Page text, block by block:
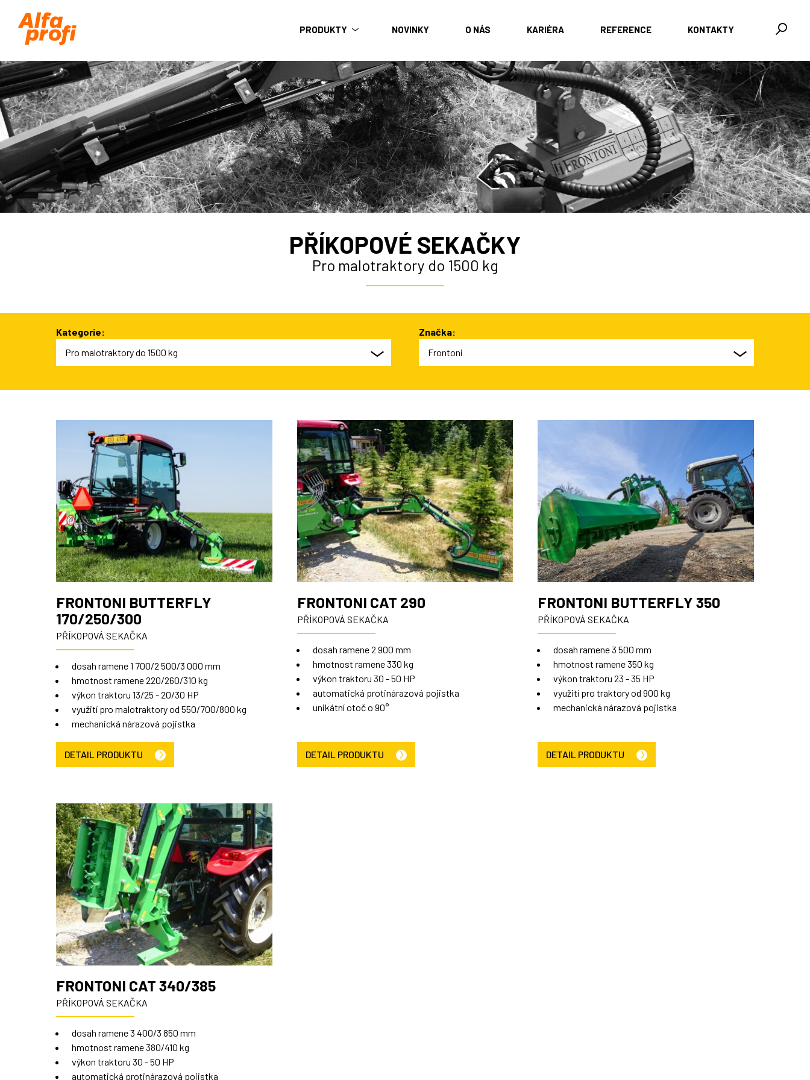
PRODUKTY NOVINKY O NÁS KARIÉRA REFERENCE KONTAKTY
Užitkový elektromobil
Dálkově ovládané stroje
Svahové sekačky 60-70°
Univerzální nosiče nářadí
Na likvidaci dřevin
Tři nápravy pro velký objem
Hřbitovní bagry
Traktory
Do 35 HP
Od 35 HP do 60 HP
Nad 60 HP
Pro malotraktory do 1500 kg
Mulčovače pro traktory
Pro traktory 30-60 HP
Pro traktory 60-90 HP
Štěpkovače
S vlastním pohonem
Traktory
PŘÍKOPOVÉ SEKAČKY
Pro malotraktory do 1500 kg
Kategorie:
Pro malotraktory do 1500 kg
Značka:
Frontoni
FRONTONI BUTTERFLY
170/250/300
PŘÍKOPOVÁ SEKAČKA
dosah ramene 1 700/2 500/3 000 mm
hmotnost ramene 220/260/310 kg
výkon traktoru 13/25 - 20/30 HP
využití pro malotraktory od 550/700/800 kg
mechanická nárazová pojistka
DETAIL PRODUKTU
FRONTONI CAT 290
PŘÍKOPOVÁ SEKAČKA
dosah ramene 2 900 mm
hmotnost ramene 330 kg
výkon traktoru 30 - 50 HP
automatická protinárazová pojistka
unikátní otoč o 90°
DETAIL PRODUKTU
FRONTONI BUTTERFLY 350
PŘÍKOPOVÁ SEKAČKA
dosah ramene 3 500 mm
hmotnost ramene 350 kg
výkon traktoru 23 - 35 HP
využití pro traktory od 900 kg
mechanická nárazová pojistka
DETAIL PRODUKTU
FRONTONI CAT 340/385
PŘÍKOPOVÁ SEKAČKA
dosah ramene 3 400/3 850 mm
hmotnost ramene 380/410 kg
výkon traktoru 30 - 50 HP
automatická protinárazová pojistka